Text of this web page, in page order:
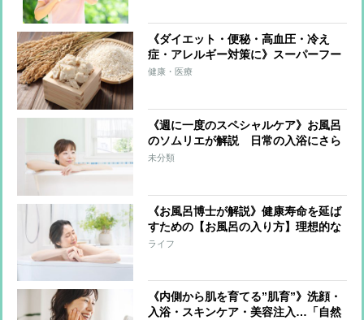
《ダイエット・便秘・高血圧・冷え
症・アレルギー対策に》スーパーフー
ド「酒粕」驚きの発酵パワーを解説！
健康・医療
《週に一度のスペシャルケア》お風呂
のソムリエが解説 日常の入浴にさら
なる健康効果を目指す「温冷交代浴」
未分類
《お風呂博士が解説》健康寿命を延ば
すための【お風呂の入り方】理想的な
入浴法は「40℃に10分」「就寝の90分
ライフ
《内側から肌を育てる”肌育”》洗顔・
入浴・スキンケア・美容注入…「自然